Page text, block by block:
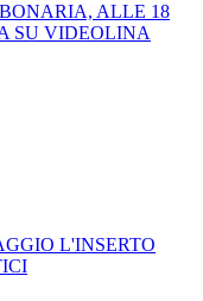
ALLE 18
SU VIDEOLINA
L'INSERTO